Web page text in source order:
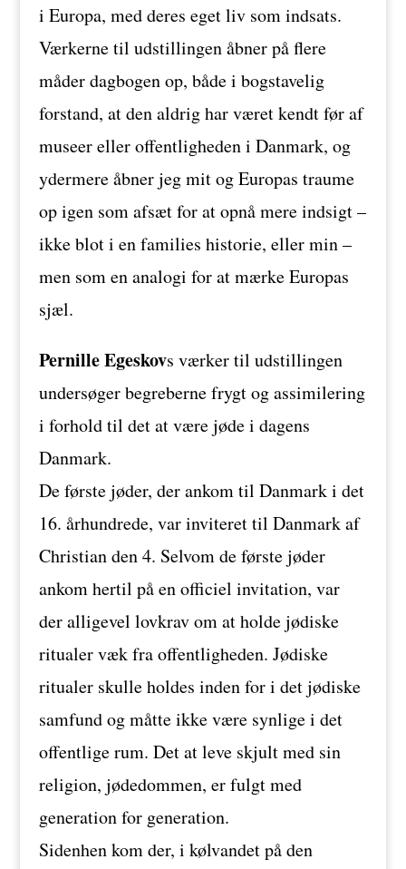
i Europa, med deres eget liv som indsats.
Værkerne til udstillingen åbner på flere
måder dagbogen op, både i bogstavelig
forstand, at den aldrig har været kendt før af
museer eller offentligheden i Danmark, og
ydermere åbner jeg mit og Europas traume
op igen som afsæt for at opnå mere indsigt –
ikke blot i en families historie, eller min –
men som en analogi for at mærke Europas
sjæl.
Pernille Egeskovs værker til udstillingen
undersøger begreberne frygt og assimilering
i forhold til det at være jøde i dagens
Danmark.
De første jøder, der ankom til Danmark i det
16. århundrede, var inviteret til Danmark af
Christian den 4. Selvom de første jøder
ankom hertil på en officiel invitation, var
der alligevel lovkrav om at holde jødiske
ritualer væk fra offentligheden. Jødiske
ritualer skulle holdes inden for i det jødiske
samfund og måtte ikke være synlige i det
offentlige rum. Det at leve skjult med sin
religion, jødedommen, er fulgt med
generation for generation.
Sidenhen kom der, i kølvandet på den